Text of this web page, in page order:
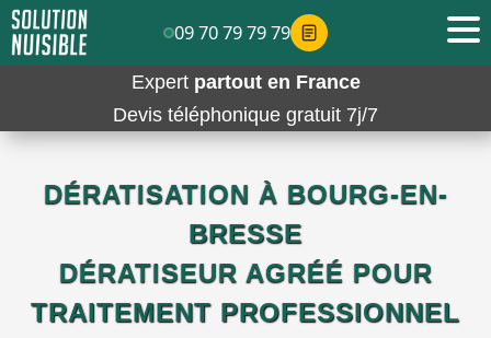
Expert partout en France
Devis téléphonique gratuit 7j/7
DÉRATISATION À BOURG-EN-
BRESSE
DÉRATISEUR AGRÉÉ POUR
TRAITEMENT PROFESSIONNEL
09 70 79 79 79